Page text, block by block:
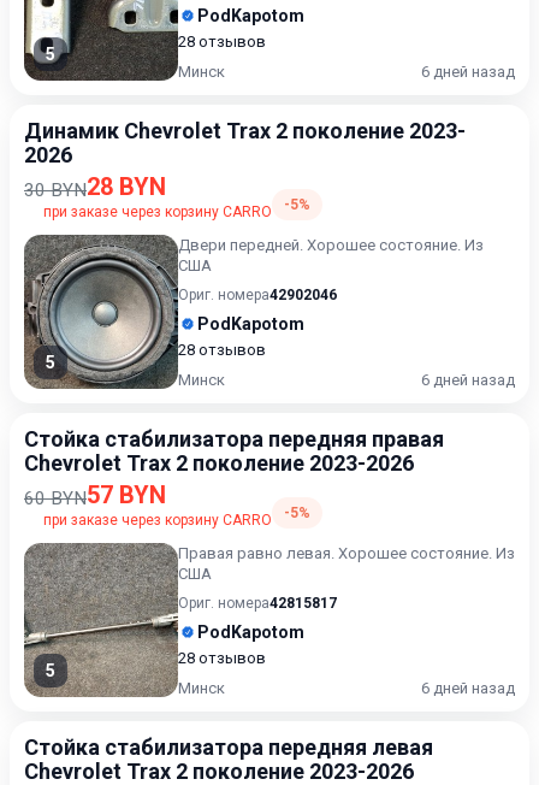
5
PodKapotom
28 отзывов
Минск
6 дней назад
Динамик Chevrolet Trax 2 поколение 2023-
2026
30 BYN28 BYN
при заказе через корзину CARRO -5%
5
Двери передней. Хорошее состояние. Из
США
Ориг. номера42902046
PodKapotom
28 отзывов
Минск
6 дней назад
Стойка стабилизатора передняя правая
Chevrolet Trax 2 поколение 2023-2026
60 BYN57 BYN
при заказе через корзину CARRO -5%
5
Правая равно левая. Хорошее состояние. Из
США
Ориг. номера42815817
PodKapotom
28 отзывов
Минск
6 дней назад
Стойка стабилизатора передняя левая
Chevrolet Trax 2 поколение 2023-2026